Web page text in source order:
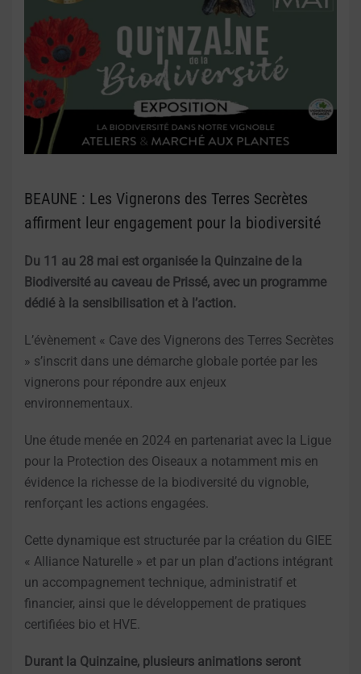
BEAUNE : Les Vignerons des Terres Secrètes
affirment leur engagement pour la biodiversité
Du 11 au 28 mai est organisée la Quinzaine de la
Biodiversité au caveau de Prissé, avec un programme
dédié à la sensibilisation et à l’action.
L’évènement « Cave des Vignerons des Terres Secrètes
» s’inscrit dans une démarche globale portée par les
vignerons pour répondre aux enjeux
environnementaux.
Une étude menée en 2024 en partenariat avec la Ligue
pour la Protection des Oiseaux a notamment mis en
évidence la richesse de la biodiversité du vignoble,
renforçant les actions engagées.
Cette dynamique est structurée par la création du GIEE
« Alliance Naturelle » et par un plan d’actions intégrant
un accompagnement technique, administratif et
financier, ainsi que le développement de pratiques
certifiées bio et HVE.
Durant la Quinzaine, plusieurs animations seront